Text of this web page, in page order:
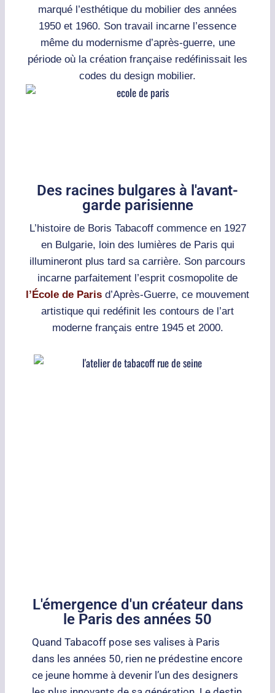
marqué l’esthétique du mobilier des années
1950 et 1960. Son travail incarne l’essence
même du modernisme d’après-guerre, une
période où la création française redéfinissait les
codes du design mobilier.
Des racines bulgares à l'avant-
garde parisienne
L’histoire de Boris Tabacoff commence en 1927
en Bulgarie, loin des lumières de Paris qui
illumineront plus tard sa carrière. Son parcours
incarne parfaitement l’esprit cosmopolite de
l’École de Paris d’Après-Guerre, ce mouvement
artistique qui redéfinit les contours de l’art
moderne français entre 1945 et 2000.
L'émergence d'un créateur dans
le Paris des années 50
Quand Tabacoff pose ses valises à Paris
dans les années 50, rien ne prédestine encore
ce jeune homme à devenir l’un des designers